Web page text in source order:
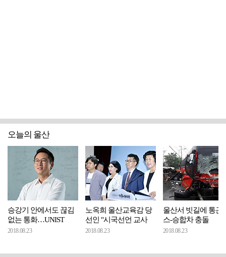
오늘의 울산
승강기 안에서도 끊김
없는 통화…UNIST
2018.08.23
노옥희 울산교육감 당
선인 "시국선언 교사
2018.08.23
울산서 빗길에 통근
스-승합차 충돌
2018.08.23